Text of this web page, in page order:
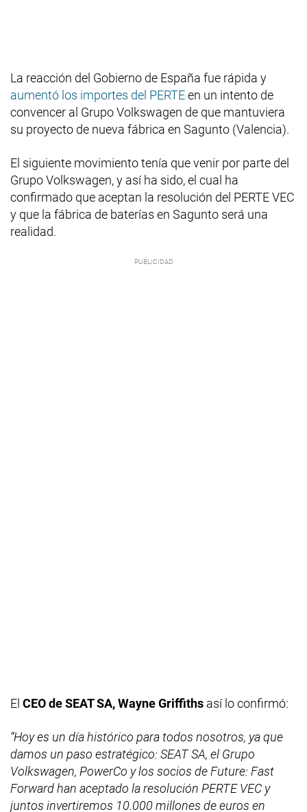
La reacción del Gobierno de España fue rápida y
aumentó los importes del PERTEen un intento de
convencer al Grupo Volkswagen de que mantuviera
su proyecto de nueva fábrica en Sagunto (Valencia).
El siguiente movimiento tenía que venir por parte del
Grupo Volkswagen, y así ha sido, el cual ha
confirmado que aceptan la resolución del PERTE VEC
y que la fábrica de baterías en Sagunto será una
realidad.
El CEO de SEAT SA, Wayne Griffiths así lo confirmó:
“Hoy es un día histórico para todos nosotros, ya que
damos un paso estratégico: SEAT SA, el Grupo
Volkswagen, PowerCo y los socios de Future: Fast
Forward han aceptado la resolución PERTE VEC y
juntos invertiremos 10.000 millones de euros en